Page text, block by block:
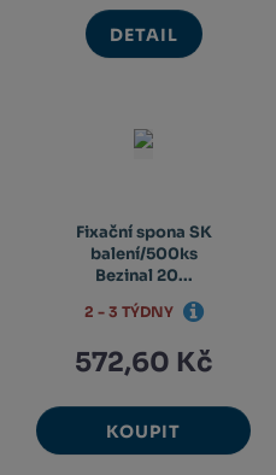
DETAIL
Fixační spona SK
balení/500ks
Bezinal 20...
572,60 Kč
KOUPIT
2 - 3 TÝDNY